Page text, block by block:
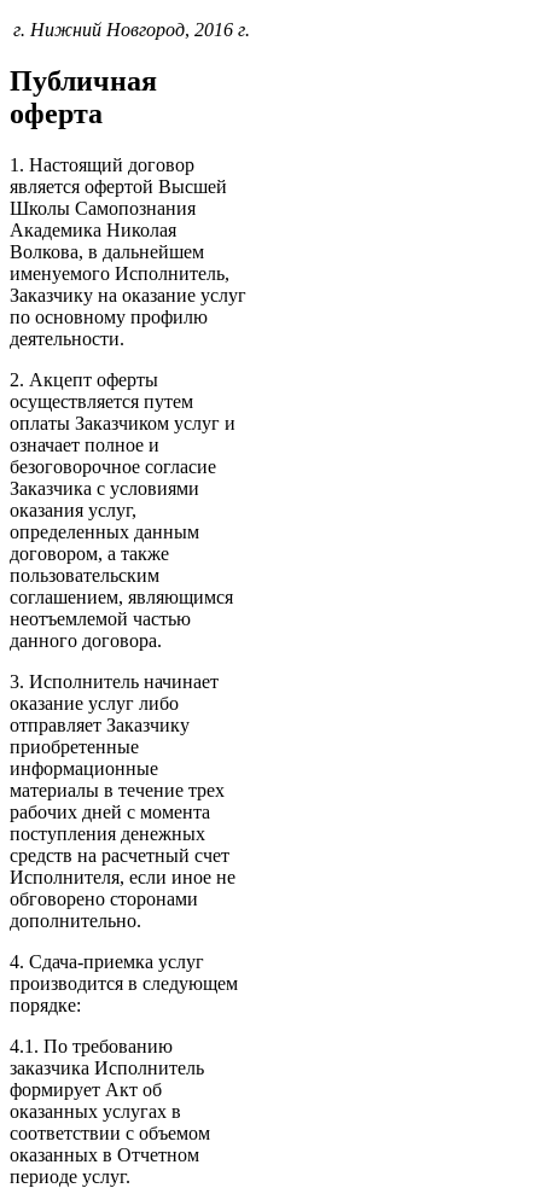
г. Нижний Новгород, 2016 г.
Публичная
оферта
1. Настоящий договор
является офертой Высшей
Школы Самопознания
Академика Николая
Волкова, в дальнейшем
именуемого Исполнитель,
Заказчику на оказание услуг
по основному профилю
деятельности.
2. Акцепт оферты
осуществляется путем
оплаты Заказчиком услуг и
означает полное и
безоговорочное согласие
Заказчика с условиями
оказания услуг,
определенных данным
договором, а также
пользовательским
соглашением, являющимся
неотъемлемой частью
данного договора.
3. Исполнитель начинает
оказание услуг либо
отправляет Заказчику
приобретенные
информационные
материалы в течение трех
рабочих дней с момента
поступления денежных
средств на расчетный счет
Исполнителя, если иное не
обговорено сторонами
дополнительно.
4. Сдача-приемка услуг
производится в следующем
порядке:
4.1. По требованию
заказчика Исполнитель
формирует Акт об
оказанных услугах в
соответствии с объемом
оказанных в Отчетном
периоде услуг.